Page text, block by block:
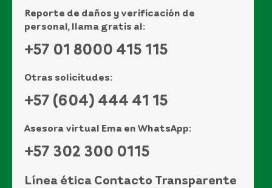
Reporte de daños y verificación de
personal, llama gratis al:
+57 01 8000 415 115
Otras solicitudes:
+57 (604) 444 41 15
Asesora virtual Ema en WhatsApp:
+57 302 300 0115
Línea ética Contacto Transparente